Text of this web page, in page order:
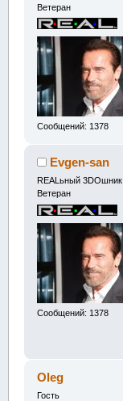
Ветеран
Сообщений: 1378
Evgen-san
REALьный 3DOшник
Ветеран
Сообщений: 1378
Oleg
Гость